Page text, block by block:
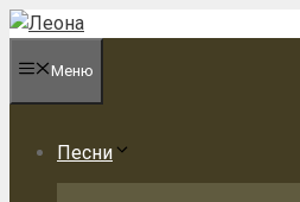
Перейти
содержимому
Меню
Песни